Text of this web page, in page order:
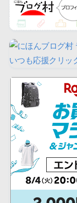
いつも応援クリッ